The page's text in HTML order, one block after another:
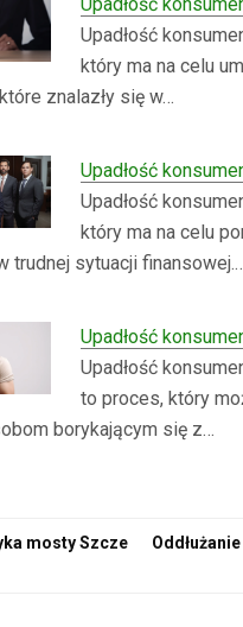
Upadłość
który ma na celu
znalazły się w…
Upadłość
Upadłość
który ma na celu
trudnej sytuacji
Upadłość
Upadłość
to proces, który
borykającym się z…
mosty Szcze